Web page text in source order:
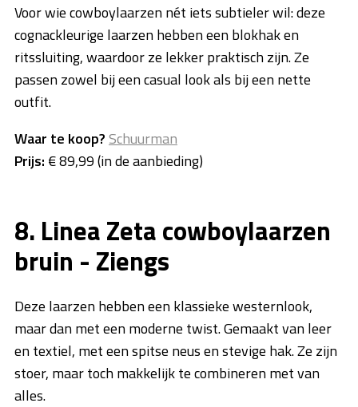
Voor wie cowboylaarzen nét iets subtieler wil: deze
cognackleurige laarzen hebben een blokhak en
ritssluiting, waardoor ze lekker praktisch zijn. Ze
passen zowel bij een casual look als bij een nette
outfit.
Waar te koop?Schuurman
Prijs: € 89,99 (in de aanbieding)
8. Linea Zeta cowboylaarzen
bruin - Ziengs
Deze laarzen hebben een klassieke westernlook,
maar dan met een moderne twist. Gemaakt van leer
en textiel, met een spitse neus en stevige hak. Ze zijn
stoer, maar toch makkelijk te combineren met van
alles.